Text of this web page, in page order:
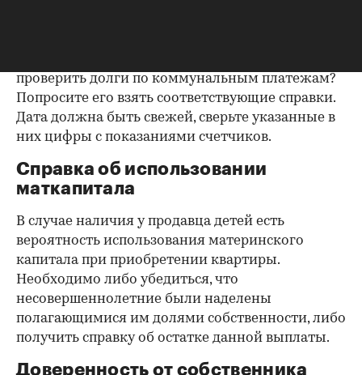
проверить долги по коммунальным платежам?
Попросите его взять соответствующие справки.
Дата должна быть свежей, сверьте указанные в
них цифры с показаниями счетчиков.
Справка об использовании
маткапитала
В случае наличия у продавца детей есть
вероятность использования материнского
капитала при приобретении квартиры.
Необходимо либо убедиться, что
несовершеннолетние были наделены
полагающимися им долями собственности, либо
получить справку об остатке данной выплаты.
Доверенность от собственника